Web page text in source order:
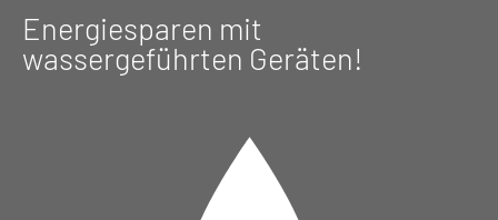
Energiesparen mit
wassergeführten Geräten!